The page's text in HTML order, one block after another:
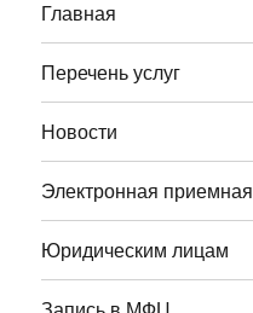
Главная
Перечень услуг
Новости
Электронная приемная
Юридическим лицам